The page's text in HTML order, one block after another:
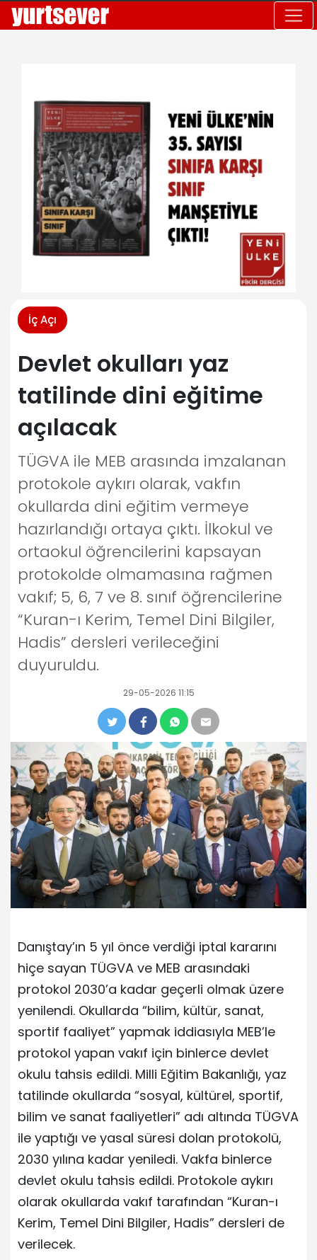
İç Açı
Devlet okulları yaz
tatilinde dini eğitime
açılacak
TÜGVA ile MEB arasında imzalanan
protokole aykırı olarak, vakfın
okullarda dini eğitim vermeye
hazırlandığı ortaya çıktı. İlkokul ve
ortaokul öğrencilerini kapsayan
protokolde olmamasına rağmen
vakıf; 5, 6, 7 ve 8. sınıf öğrencilerine
“Kuran-ı Kerim, Temel Dini Bilgiler,
Hadis” dersleri verileceğini
duyuruldu.
29-05-2026 11:15
Danıştay’ın 5 yıl önce verdiği iptal kararını
hiçe sayan TÜGVA ve MEB arasındaki
protokol 2030’a kadar geçerli olmak üzere
yenilendi. Okullarda “bilim, kültür, sanat,
sportif faaliyet” yapmak iddiasıyla MEB’le
protokol yapan vakıf için binlerce devlet
okulu tahsis edildi. Milli Eğitim Bakanlığı, yaz
tatilinde okullarda “sosyal, kültürel, sportif,
bilim ve sanat faaliyetleri” adı altında TÜGVA
ile yaptığı ve yasal süresi dolan protokolü,
2030 yılına kadar yeniledi. Vakfa binlerce
devlet okulu tahsis edildi. Protokole aykırı
olarak okullarda vakıf tarafından “Kuran-ı
Kerim, Temel Dini Bilgiler, Hadis” dersleri de
verilecek.